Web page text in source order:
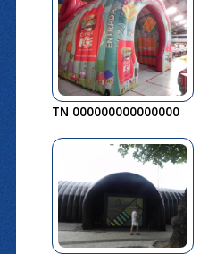
TN 000000000000000